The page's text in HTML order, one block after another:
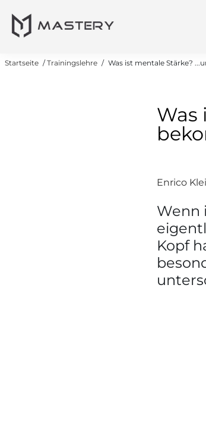
Startseite / Trainingslehre / Was ist mentale Stärke?
Was
Enrico
Wenn
Kopf